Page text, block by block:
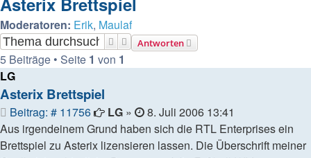
Moderatoren: Erik, Maulaf
Antworten
SucheErweiterte Suche
5 Beiträge • Seite 1 von 1
LG
Asterix Brettspiel
Beitrag: # 11756Beitrag
LG »
8. Juli 2006 13:41
Aus irgendeinem Grund haben sich die RTL Enterprises ein
Brettspiel zu Asterix lizensieren lassen. Die Überschrift meiner